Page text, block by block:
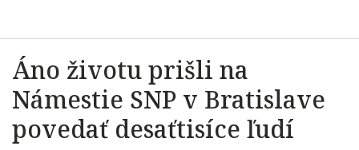
Áno životu prišli na
Námestie SNP v Bratislave
povedať desaťtisíce ľudí